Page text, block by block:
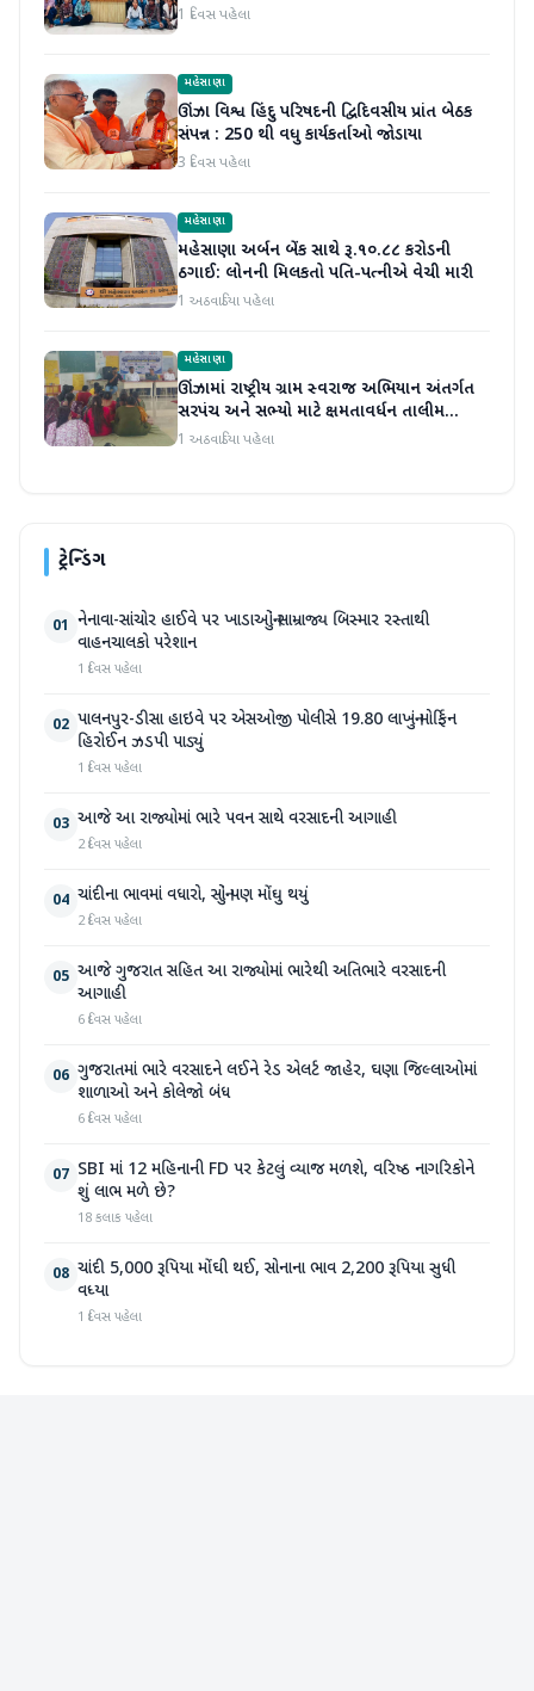
1 દિવસ પહેલા
મહેસાણા
ઊંઝા વિશ્વ હિંદુ પરિષદની દ્વિદિવસીય પ્રાંત બેઠક
સંપન્ન : 250 થી વધુ કાર્યકર્તાઓ જોડાયા
3 દિવસ પહેલા
મહેસાણા
મહેસાણા અર્બન બેંક સાથે રૂ.૧૦.૮૮ કરોડની
ઠગાઈ: લોનની મિલકતો પતિ-પત્નીએ વેચી મારી
1 અઠવાડિયા પહેલા
મહેસાણા
ઊંઝામાં રાષ્ટ્રીય ગ્રામ સ્વરાજ અભિયાન અંતર્ગત
સરપંચ અને સભ્યો માટે ક્ષમતાવર્ધન તાલીમ
યોજાઈ
1 અઠવાડિયા પહેલા
ટ્રેન્ડિંગ
01 નેનાવા-સાંચોર હાઈવે પર ખાડાઓનું સામ્રાજ્ય બિસ્માર રસ્તાથી
વાહનચાલકો પરેશાન
1 દિવસ પહેલા
02 પાલનપુર-ડીસા હાઇવે પર એસઓજી પોલીસે 19.80 લાખનું મોર્ફિન
હિરોઈન ઝડપી પાડ્યું
1 દિવસ પહેલા
03 આજે આ રાજ્યોમાં ભારે પવન સાથે વરસાદની આગાહી
2 દિવસ પહેલા
04 ચાંદીના ભાવમાં વધારો, સોનું પણ મોંઘુ થયું
2 દિવસ પહેલા
05 આજે ગુજરાત સહિત આ રાજ્યોમાં ભારેથી અતિભારે વરસાદની
આગાહી
6 દિવસ પહેલા
06 ગુજરાતમાં ભારે વરસાદને લઈને રેડ એલર્ટ જાહેર, ઘણા જિલ્લાઓમાં
શાળાઓ અને કોલેજો બંધ
6 દિવસ પહેલા
07 SBI માં 12 મહિનાની FD પર કેટલું વ્યાજ મળશે, વરિષ્ઠ નાગરિકોને
શું લાભ મળે છે?
18 કલાક પહેલા
08 ચાંદી 5,000 રૂપિયા મોંઘી થઈ, સોનાના ભાવ 2,200 રૂપિયા સુધી
વધ્યા
1 દિવસ પહેલા